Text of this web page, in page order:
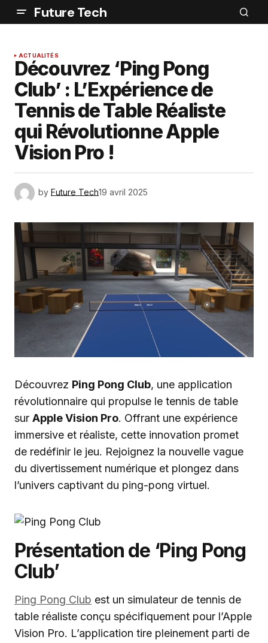
Future Tech
ACTUALITÉS
Découvrez ‘Ping Pong
Club’ : L’Expérience de
Tennis de Table Réaliste
qui Révolutionne Apple
Vision Pro !
by Future Tech19 avril 2025
Découvrez Ping Pong Club, une application
révolutionnaire qui propulse le tennis de table
sur Apple Vision Pro. Offrant une expérience
immersive et réaliste, cette innovation promet
de redéfinir le jeu. Rejoignez la nouvelle vague
du divertissement numérique et plongez dans
l’univers captivant du ping-pong virtuel.
Présentation de ‘Ping Pong
Club’
Ping Pong Club est un simulateur de tennis de
table réaliste conçu spécifiquement pour l’Apple
Vision Pro. L’application tire pleinement parti de